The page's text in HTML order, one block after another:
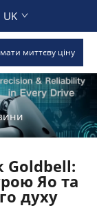
UK
миттєву ціну
Goldbell:
Яо та
духу